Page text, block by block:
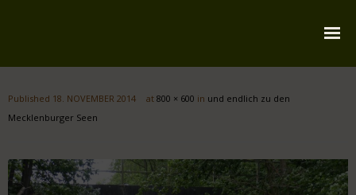
Über mich
Widmung
Published 18. NOVEMBER 2014 at 800 × 600 in und endlich zu den
Mecklenburger Seen